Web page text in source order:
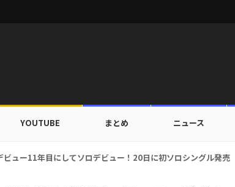
YOUTUBE まとめ ニュース
プ出入証を公開…証明写真でも完璧なビジュアル！